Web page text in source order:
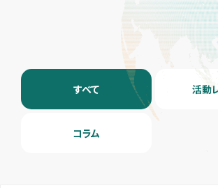
すべて 活動
コラム